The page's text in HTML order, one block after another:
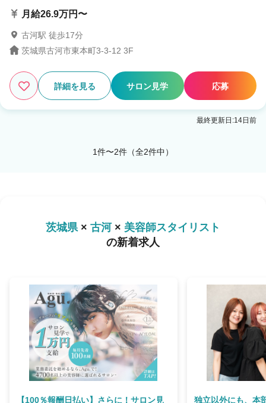
月給26.9万円〜
古河駅 徒歩17分
茨城県古河市東本町3-3-12 3F
詳細を見る サロン見学 応募
最終更新日:14日前
1件〜2件（全2件中）
茨城県× 古河× 美容師スタイリスト
の新着求人
【100％報酬日払い】さらに！サロン見 独立以外にも、本